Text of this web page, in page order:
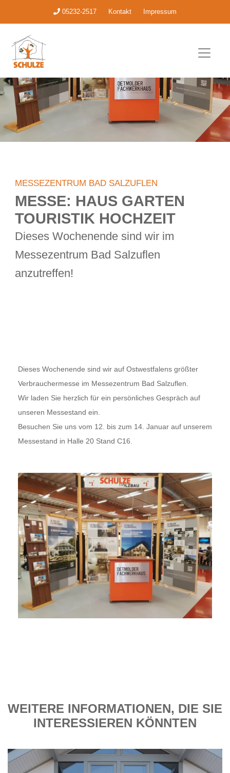
05232-2517 Kontakt Impressum
MESSEZENTRUM BAD SALZUFLEN
MESSE: HAUS GARTEN
TOURISTIK HOCHZEIT
Dieses Wochenende sind wir im
Messezentrum Bad Salzuflen
anzutreffen!
Dieses Wochenende sind wir auf Ostwestfalens größter
Verbrauchermesse im Messezentrum Bad Salzuflen.
Wir laden Sie herzlich für ein persönliches Gespräch auf
unseren Messestand ein.
Besuchen Sie uns vom 12. bis zum 14. Januar auf unserem
Messestand in Halle 20 Stand C16.
WEITERE INFORMATIONEN, DIE SIE
INTERESSIEREN KÖNNTEN